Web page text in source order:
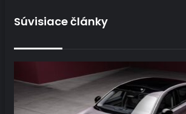
Súvisiace články